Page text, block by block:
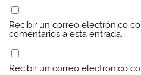
Recibir un correo electrónico
comentarios a esta entrada.
Recibir un correo electrónico